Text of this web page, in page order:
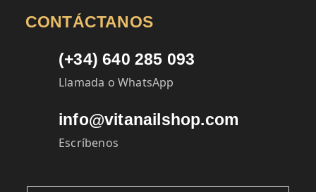
CONTÁCTANOS
(+34) 640 285 093
Llamada o WhatsApp
info@vitanailshop.com
Escríbenos